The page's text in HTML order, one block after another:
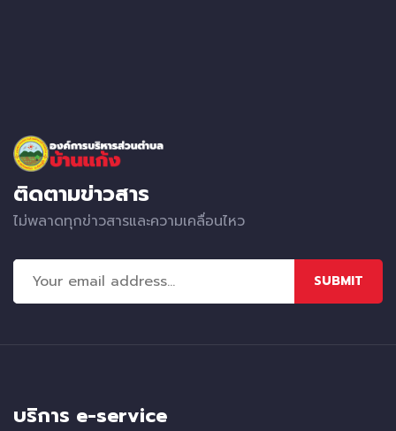
ติดตามข่าวสาร
ไม่พลาดทุกข่าวสารและความเคลื่อนไหว
SUBMIT
บริการ e-service